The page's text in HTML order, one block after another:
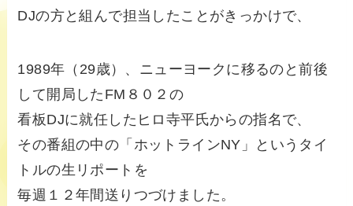
DJの方と組んで担当したことがきっかけで、
1989年（29歳）、ニューヨークに移るのと前後
して開局したFM８０２の
看板DJに就任したヒロ寺平氏からの指名で、
その番組の中の「ホットラインNY」というタイ
トルの生リポートを
毎週１２年間送りつづけました。